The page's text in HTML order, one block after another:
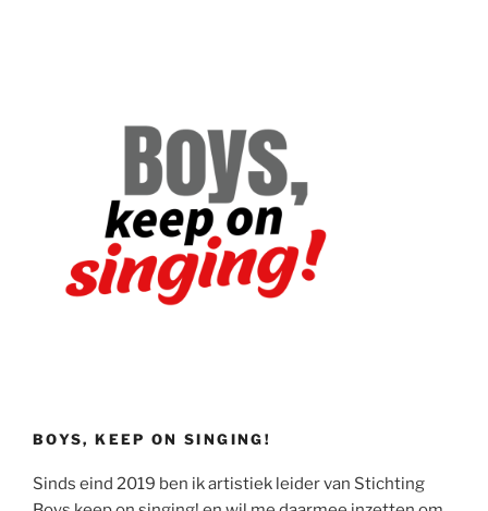
BOYS, KEEP ON SINGING!
Sinds eind 2019 ben ik artistiek leider van Stichting